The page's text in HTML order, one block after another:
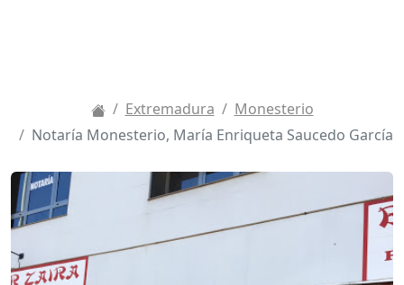
Extremadura
Monesterio
Notaría Monesterio, María Enriqueta Saucedo García